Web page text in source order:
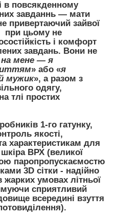
в повсякденному
завданнь — мати
привертаючий зайвої
при цьому не
і комфорт
завдань. Вони не
на мене — я
» або «я
мужик», а разом з
одягу,
тлі простих
1-го гатунку,
якості,
характеристикам для
ВРХ (великої
паропропускаємостю
3D сітки - надійно
умовах літньої
сприятливий
всередині взуття